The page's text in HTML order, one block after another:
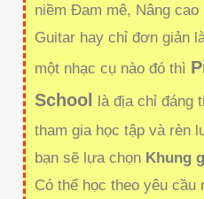
niềm Đam mê, Nâng
Guitar hay chỉ đơn giản
một nhạc cụ nào đó thì
School là địa chỉ đáng
tham gia học tập và rèn
bạn sẽ lựa chọn Khung
Có thể học theo yêu cầu